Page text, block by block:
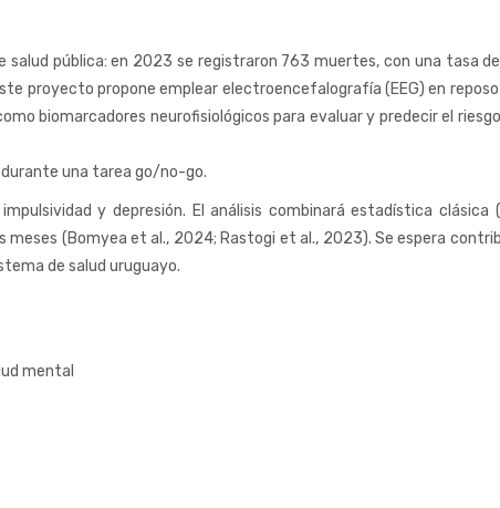
salud pública: en 2023 se registraron 763 muertes, con una tasa
proyecto propone emplear electroencefalografía (EEG) en
biomarcadores neurofisiológicos para evaluar y predecir el
durante una tarea go/no-go.
y depresión. El análisis combinará estadística clásica
meses (Bomyea et al., 2024; Rastogi et al., 2023). Se espera
de salud uruguayo.
mental